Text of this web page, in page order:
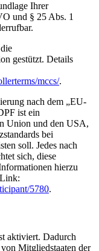
Ihrer
und § 25 Abs. 1
gestützt. Details
mccs/.
nach dem „EU-
ist ein
Union und den USA,
bei
soll. Jedes nach
sich, diese
hierzu
5780.
aktiviert. Dadurch
Mitgliedstaaten der